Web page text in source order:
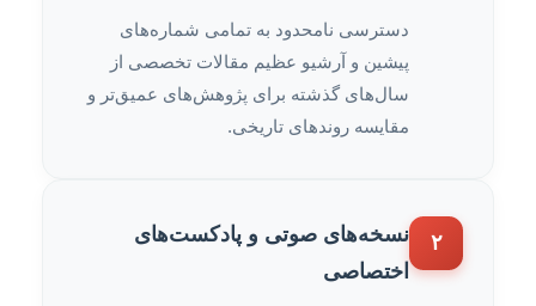
دسترسی نامحدود به تمامی شماره‌های
پیشین و آرشیو عظیم مقالات تخصصی از
سال‌های گذشته برای پژوهش‌های عمیق‌تر و
مقایسه روندهای تاریخی.
۲
نسخه‌های صوتی و پادکست‌های
اختصاصی